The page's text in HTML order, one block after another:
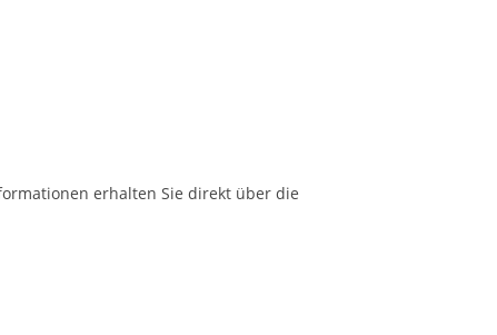
erhalten Sie direkt über die